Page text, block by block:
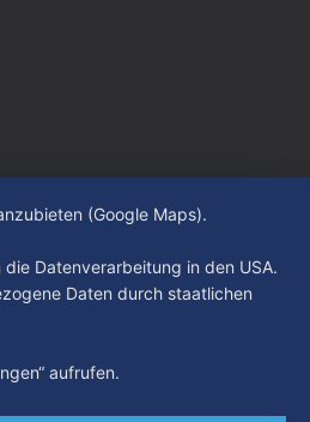
(Google Maps).
Datenverarbeitung in den USA.
Daten durch staatlichen
aufrufen.